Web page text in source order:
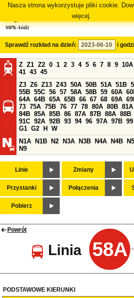
Nasza strona wykorzystuje pliki cookie.
więcej.
Sprawdź rozkład na dzień: i
Z Z1 Z2 0 1 2 3 4 5 6 7 8 9 10A
41 43 45
Z3 Z6 Z13 Z43 50A 50B 51A 51B
55B 55C 56 57 58A 58B 59 60A
64A 64B 65A 65B 66 67 68 69A
73 75A 75B 76 77 78 80A 80B 81A
84B 85A 85B 86 87A 87B 88A 88B
91C 92A 92B 93 94 96 97A 97B 99
G1 G2 H
W
N1A
N1B N2 N3A N3B N4A N4B
N9
Linie Zmiany
Przystanki Połączenia
Pobierz
Powrót
Linia 58A
PODSTAWOWE KIERUNKI